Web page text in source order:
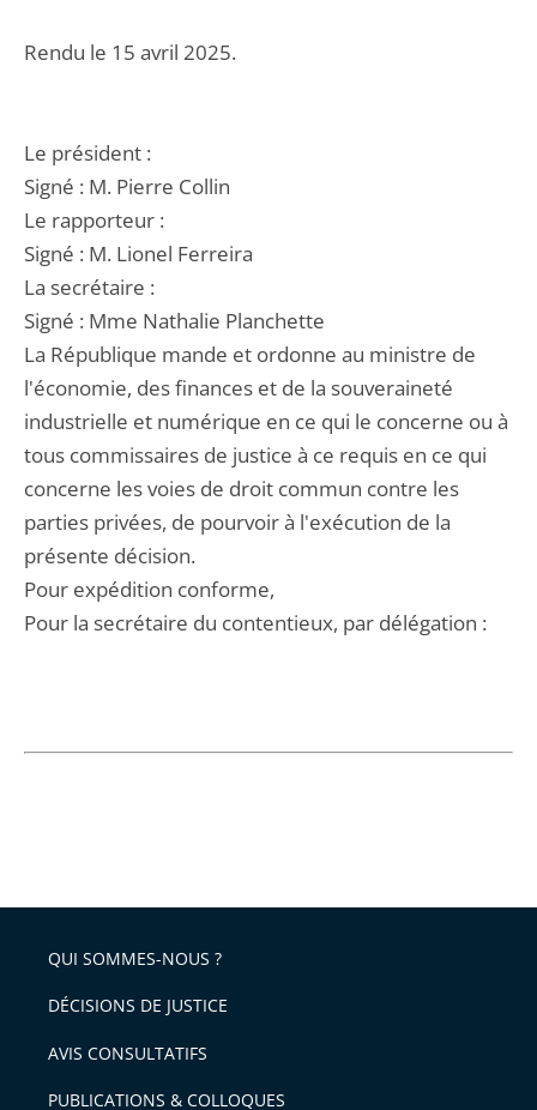
Rendu le 15 avril 2025.
Le président :
Signé : M. Pierre Collin
Le rapporteur :
Signé : M. Lionel Ferreira
La secrétaire :
Signé : Mme Nathalie Planchette
La République mande et ordonne au ministre de
l'économie, des finances et de la souveraineté
industrielle et numérique en ce qui le concerne ou à
tous commissaires de justice à ce requis en ce qui
concerne les voies de droit commun contre les
parties privées, de pourvoir à l'exécution de la
présente décision.
Pour expédition conforme,
Pour la secrétaire du contentieux, par délégation :
QUI SOMMES-NOUS ?
DÉCISIONS DE JUSTICE
AVIS CONSULTATIFS
PUBLICATIONS & COLLOQUES